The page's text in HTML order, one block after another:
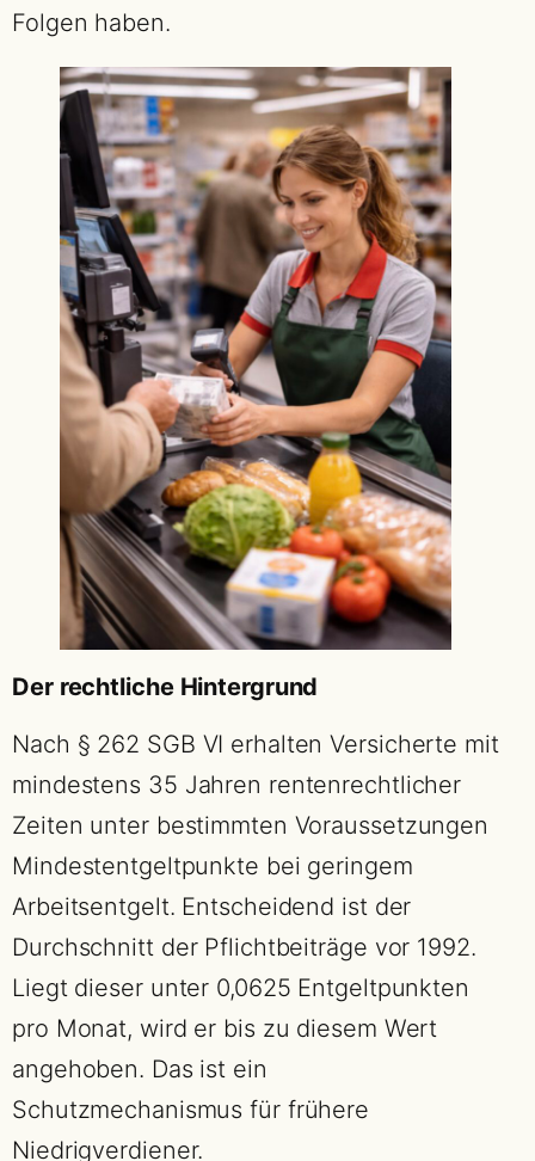
Folgen haben.
Der rechtliche Hintergrund
Nach § 262 SGB VI erhalten Versicherte mit
mindestens 35 Jahren rentenrechtlicher
Zeiten unter bestimmten Voraussetzungen
Mindestentgeltpunkte bei geringem
Arbeitsentgelt. Entscheidend ist der
Durchschnitt der Pflichtbeiträge vor 1992.
Liegt dieser unter 0,0625 Entgeltpunkten
pro Monat, wird er bis zu diesem Wert
angehoben. Das ist ein
Schutzmechanismus für frühere
Niedrigverdiener.